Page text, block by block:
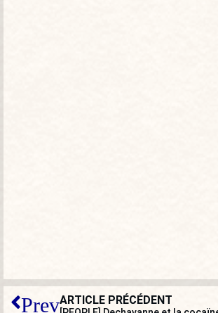
PrevARTICLE PRÉCÉDENT